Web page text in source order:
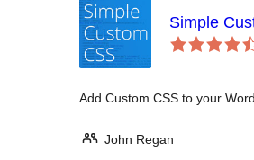
Simple
Add Custom CSS to your
John Regan